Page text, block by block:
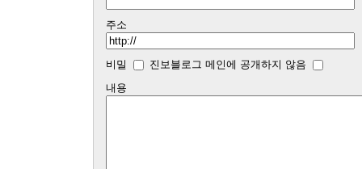
주소
비밀
진보블로그 메인에 공개하지 않음
내용